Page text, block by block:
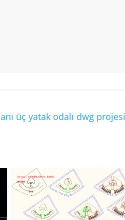
üç yatak odalı dwg projesi